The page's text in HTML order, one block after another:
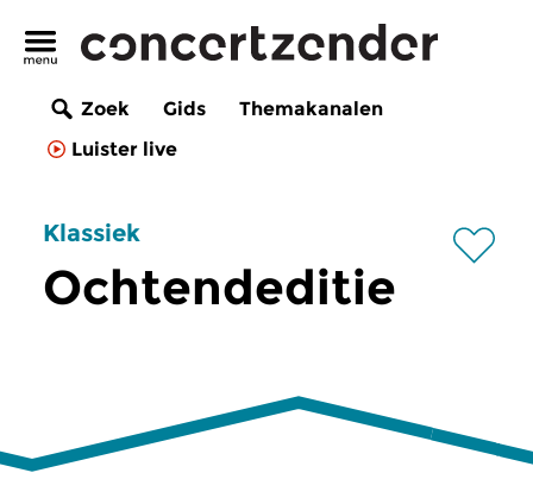
Zoek Gids
Themakanalen
Luister live
Klassiek
Ochtendeditie